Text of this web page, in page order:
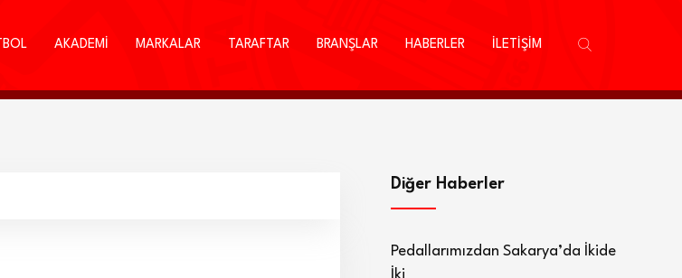
AKADEMİ MARKALAR TARAFTAR BRANŞLAR HABERLER İLETİŞİM
Diğer Haberler
Pedallarımızdan Sakarya’da İkide
İki